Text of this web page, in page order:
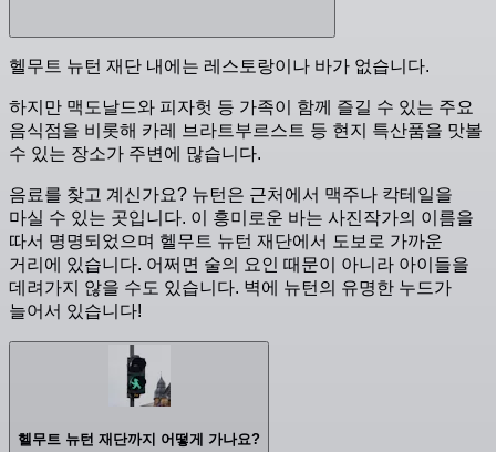
헬무트 뉴턴 재단 내에는 레스토랑이나 바가 없습니다.
하지만 맥도날드와 피자헛 등 가족이 함께 즐길 수 있는 주요
음식점을 비롯해 카레 브라트부르스트 등 현지 특산품을 맛볼
수 있는 장소가 주변에 많습니다.
음료를 찾고 계신가요? 뉴턴은 근처에서 맥주나 칵테일을
마실 수 있는 곳입니다. 이 흥미로운 바는 사진작가의 이름을
따서 명명되었으며 헬무트 뉴턴 재단에서 도보로 가까운
거리에 있습니다. 어쩌면 술의 요인 때문이 아니라 아이들을
데려가지 않을 수도 있습니다. 벽에 뉴턴의 유명한 누드가
늘어서 있습니다!
헬무트 뉴턴 재단까지 어떻게 가나요?